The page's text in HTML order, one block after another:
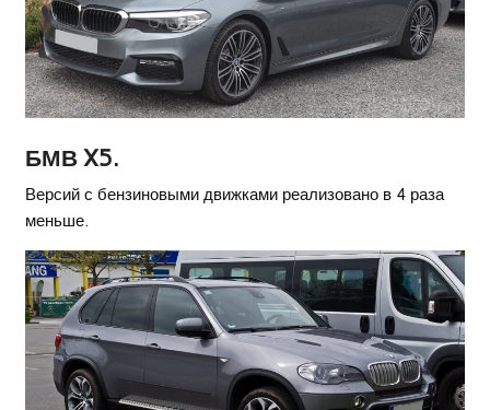
БМВ X5.
Версий с бензиновыми движками реализовано в 4 раза
меньше.